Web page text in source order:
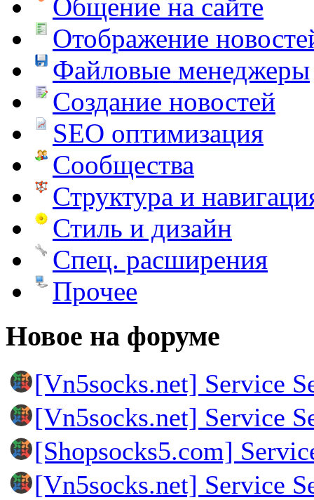
Общение на сайте
Отображение
Файловые менеджеры
Создание новостей
SEO оптимизация
Сообщества
Структура и
Стиль и дизайн
Спец. расширения
Прочее
Новое на форуме
[Vn5socks.net] Service
[Vn5socks.net] Service
[Shopsocks5.com]
[Vn5socks.net] Service